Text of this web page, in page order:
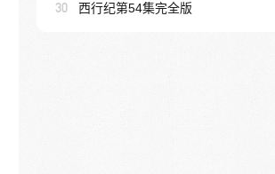
30 西行纪第54集完全版